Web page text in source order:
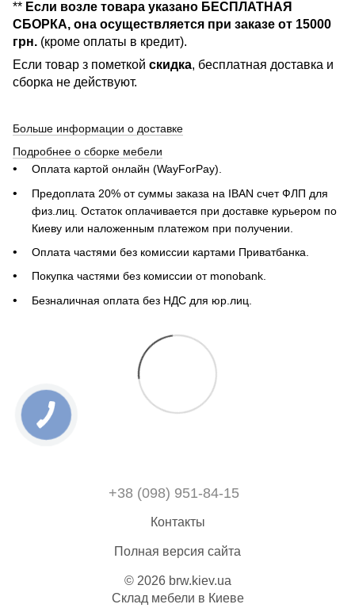
** Если возле товара указано БЕСПЛАТНАЯ
СБОРКА, она осуществляется при заказе от 15000
грн. (кроме оплаты в кредит).
Если товар з пометкой скидка, бесплатная доставка и
сборка не действуют.
Больше информации о доставке
Подробнее о сборке мебели
Оплата картой онлайн (WayForPay).
Предоплата 20% от суммы заказа на IBAN счет ФЛП для
физ.лиц. Остаток оплачивается при доставке курьером по
Киеву или наложенным платежом при получении.
Оплата частями без комиссии картами Приватбанка.
Покупка частями без комиссии от monobank.
Безналичная оплата без НДС для юр.лиц.
+38 (098) 951-84-15
Контакты
Полная версия сайта
© 2026 brw.kiev.ua
Склад мебели в Киеве